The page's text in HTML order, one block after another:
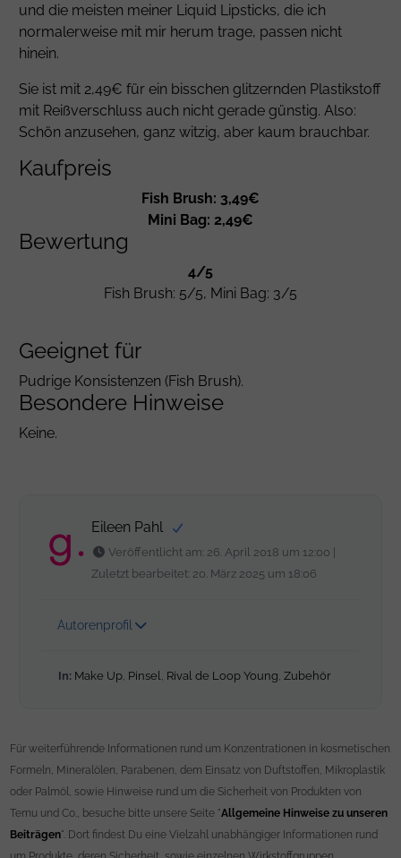
und die meisten meiner Liquid Lipsticks, die ich
normalerweise mit mir herum trage, passen nicht
hinein.
Sie ist mit 2,49€ für ein bisschen glitzernden Plastikstoff
mit Reißverschluss auch nicht gerade günstig. Also:
Schön anzusehen, ganz witzig, aber kaum brauchbar.
Kaufpreis
Fish Brush: 3,49€
Mini Bag: 2,49€
Bewertung
4/5
Fish Brush: 5/5, Mini Bag: 3/5
Geeignet für
Pudrige Konsistenzen (Fish Brush).
Besondere Hinweise
Keine.
Eileen Pahl
Veröffentlicht am: 26. April 2018 um 12:00 |
Zuletzt bearbeitet: 20. März 2025 um 18:06
Autorenprofil
In: Make Up, Pinsel, Rival de Loop Young,Zubehör
Für weiterführende Informationen rund um Konzentrationen in kosmetischen
Formeln, Mineralölen, Parabenen, dem Einsatz von Duftstoffen, Mikroplastik
oder Palmöl, sowie Hinweise rund um die Sicherheit von Produkten von
Temu und Co., besuche bitte unsere Seite "Allgemeine Hinweise zu unseren
Beiträgen". Dort findest Du eine Vielzahl unabhängiger Informationen rund